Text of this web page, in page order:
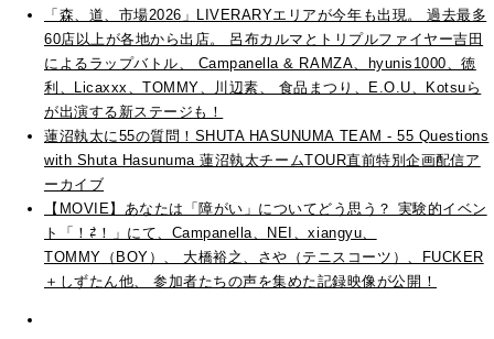
「森、道、市場2026」LIVERARYエリアが今年も出現。 過去最多
60店以上が各地から出店。 呂布カルマとトリプルファイヤー吉田
によるラップバトル、 Campanella & RAMZA、hyunis1000、徳
利、Licaxxx、TOMMY、川辺素、 食品まつり、E.O.U、Kotsuら
が出演する新ステージも！
蓮沼執太に55の質問！SHUTA HASUNUMA TEAM - 55 Questions
with Shuta Hasunuma 蓮沼執太チームTOUR直前特別企画配信ア
ーカイブ
【MOVIE】あなたは「障がい」についてどう思う？ 実験的イベン
ト「！⇄！」にて、Campanella、NEI、xiangyu、
TOMMY（BOY）、 大橋裕之、さや（テニスコーツ）、FUCKER
＋しずたん他、 参加者たちの声を集めた記録映像が公開！